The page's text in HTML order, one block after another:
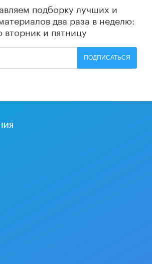
подборку лучших и
два раза в неделю:
вторник и пятницу
ПОДПИСАТЬСЯ